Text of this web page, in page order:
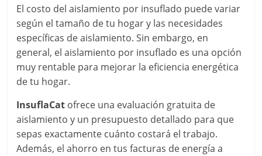
El costo del aislamiento por insuflado puede variar
según el tamaño de tu hogar y las necesidades
específicas de aislamiento. Sin embargo, en
general, el aislamiento por insuflado es una opción
muy rentable para mejorar la eficiencia energética
de tu hogar.
InsuflaCat ofrece una evaluación gratuita de
aislamiento y un presupuesto detallado para que
sepas exactamente cuánto costará el trabajo.
Además, el ahorro en tus facturas de energía a